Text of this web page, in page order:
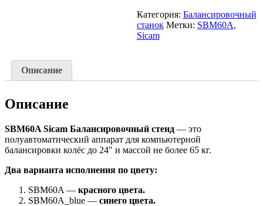
Категория: Балансировочный
станок Метки: SBM60A,
Sicam
Описание
Описание
SBM60A Sicam Балансировочный стенд — это
полуавтоматический аппарат для компьютерной
балансировки колёс до 24″ и массой не более 65 кг.
Два варианта исполнения по цвету:
SBM60A — красного цвета.
SBM60A_blue — синего цвета.